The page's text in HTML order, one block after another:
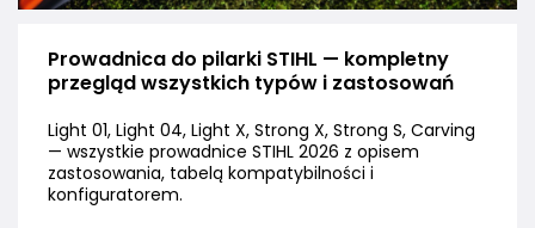
Prowadnica do pilarki STIHL — kompletny
przegląd wszystkich typów i zastosowań
Light 01, Light 04, Light X, Strong X, Strong S, Carving
— wszystkie prowadnice STIHL 2026 z opisem
zastosowania, tabelą kompatybilności i
konfiguratorem.